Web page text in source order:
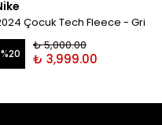
Çocuk Tech Fleece - Gri
%20
₺ 5,000.00
₺ 3,999.00